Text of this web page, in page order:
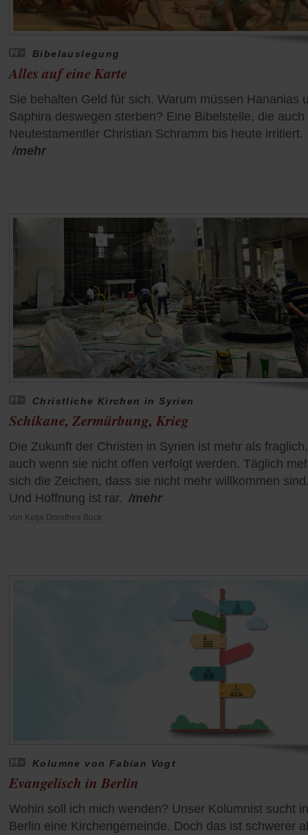
Bibelauslegung
Alles auf eine Karte
Sie behalten Geld für sich. Warum müssen Hananias
Saphira deswegen sterben? Eine Bibelstelle, die auch
Neutestamentler Christian Schramm bis heute irritiert.
/mehr
Christliche Kirchen in Syrien
Schikane, Zermürbung, Krieg
Die Zukunft der Christen in Syrien ist mehr als fraglich,
auch wenn sie nicht offen verfolgt werden. Täglich
sich die Zeichen, dass sie nicht mehr willkommen
Und Hoffnung ist rar. /mehr
von Katja Dorothea Buck
Kolumne von Fabian Vogt
Evangelisch in Berlin
Wohin soll ich mich wenden? Unser Kolumnist sucht in
Berlin eine Kirchengemeinde. Doch das ist schwerer